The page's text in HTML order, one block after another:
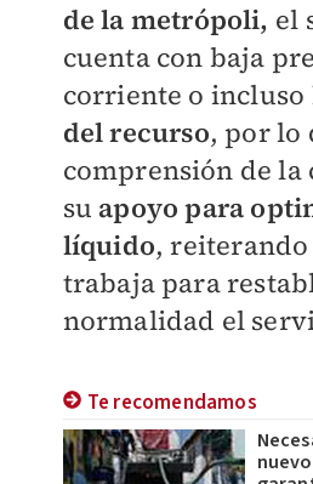
de la metrópoli, el
cuenta con baja
corriente o incluso
del recurso, por lo
comprensión de la
su apoyo para
líquido, reiterando
trabaja para
normalidad el
Te recomendamos